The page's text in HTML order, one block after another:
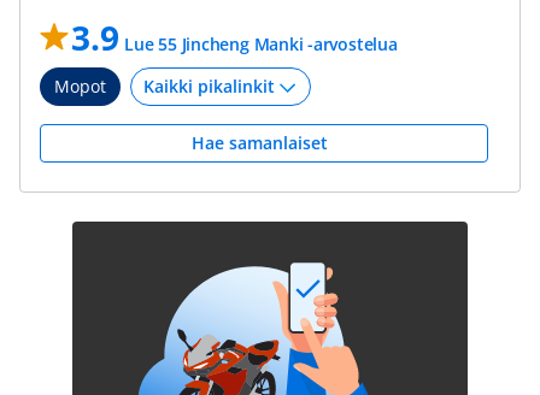
3.9 Lue 55 Jincheng Manki -arvostelua
Mopot
Hae samanlaiset